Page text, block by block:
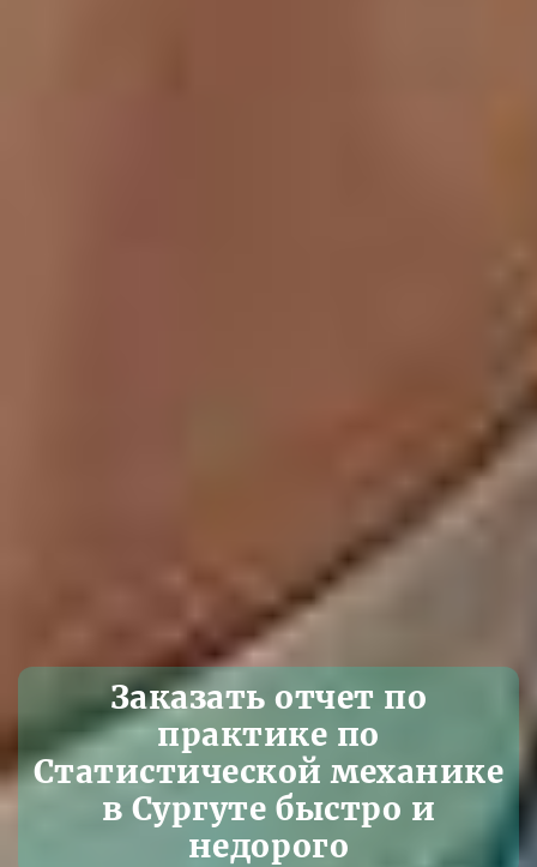
Заказать отчет по
практике по
Статистической механике
в Сургуте быстро и
недорого